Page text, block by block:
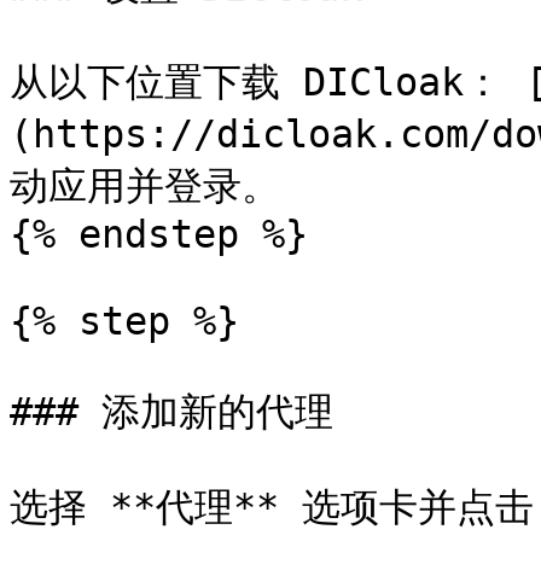
从以下位置下载 DICloak
(https://dicloak.com/
动应用并登录。
{% endstep %}
{% step %}
### 添加新的代理
选择 **代理** 选项卡并点